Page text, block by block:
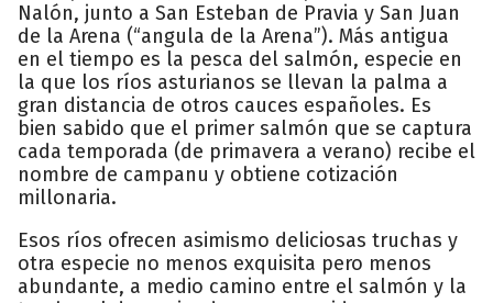
Nalón, junto a San Esteban de Pravia y San Juan
de la Arena (“angula de la Arena”). Más antigua
en el tiempo es la pesca del salmón, especie en
la que los ríos asturianos se llevan la palma a
gran distancia de otros cauces españoles. Es
bien sabido que el primer salmón que se captura
cada temporada (de primavera a verano) recibe el
nombre de campanu y obtiene cotización
millonaria.
Esos ríos ofrecen asimismo deliciosas truchas y
otra especie no menos exquisita pero menos
abundante, a medio camino entre el salmón y la